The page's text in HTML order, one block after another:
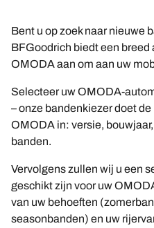
Bent u op zoek naar nieuwe
BFGoodrich biedt een
OMODA aan om aan uw
Selecteer uw OMODA-
– onze bandenkiezer doet
OMODA in: versie,
banden.
Vervolgens zullen wij u een
geschikt zijn voor uw
van uw behoeften
seasonbanden) en uw